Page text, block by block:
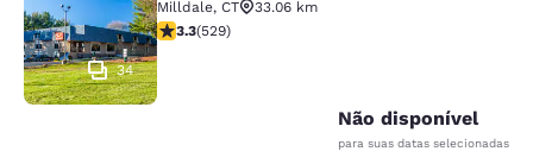
34
Milldale, CT
33.06 km
classificação 3.26 estrelas. Bom. 529 avaliações
3.3(529)
Não disponível
para suas datas selecionadas